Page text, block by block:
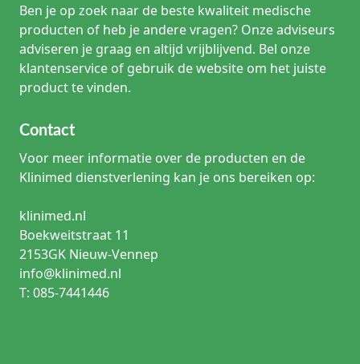
Ben je op zoek naar de beste kwaliteit medische
producten of heb je andere vragen? Onze adviseurs
adviseren je graag en altijd vrijblijvend. Bel onze
klantenservice of gebruik de website om het juiste
product te vinden.
Contact
Voor meer informatie over de producten en de
Klinimed dienstverlening kan je ons bereiken op:
klinimed.nl
Boekweitstraat 11
2153GK Nieuw-Vennep
info@klinimed.nl
T: 085-7441446